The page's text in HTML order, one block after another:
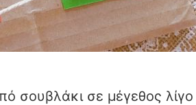
σουβλάκι σε μέγεθος